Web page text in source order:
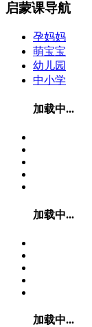
启蒙课导航
孕妈妈
萌宝宝
幼儿园
中小学
加载中...
加载中...
加载中...